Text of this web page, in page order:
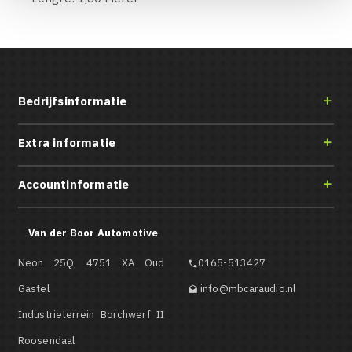
Bedrijfsinformatie 
Extra informatie 
Accountinformatie 
Van der Boor Automotive
Neon 25Q, 4751 XA Oud
Gastel
Industrieterrein Borchwerf II
Roosendaal
0165-513427
 info@mbcaraudio.nl